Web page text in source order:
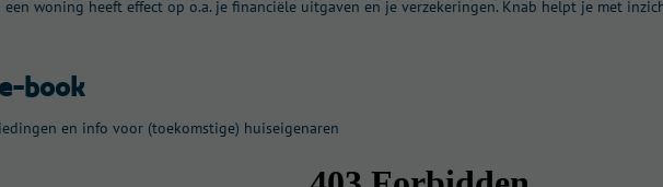
een woning heeft effect op o.a. je financiële uitgaven en je verzekeringen. Knab helpt je met
book
en info voor (toekomstige) huiseigenaren